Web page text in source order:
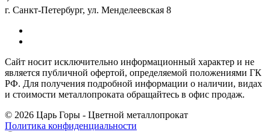
г. Санкт-Петербург, ул. Менделеевская 8
Сайт носит исключительно информационный характер и не
является публичной офертой, определяемой положениями ГК
РФ. Для получения подробной информации о наличии, видах
и стоимости металлопроката обращайтесь в офис продаж.
© 2026 Царь Горы - Цветной металлопрокат
Политика конфиденциальности